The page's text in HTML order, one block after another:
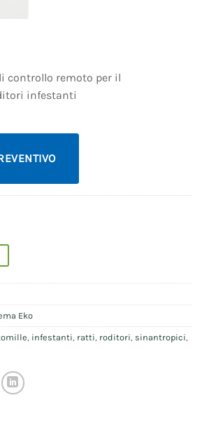
controllo remoto per il
infestanti
Eko
infestanti ratti roditori sinantropici